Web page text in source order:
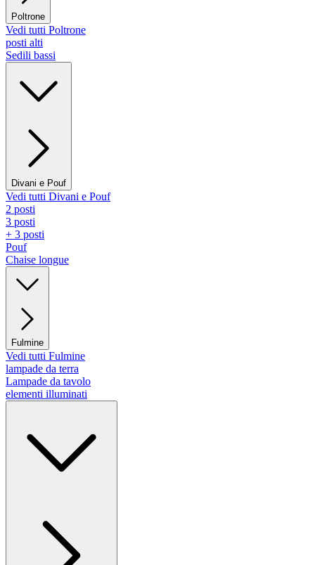
Poltrone
Vedi tutti Poltrone
posti alti
Sedili bassi
Divani e Pouf
Vedi tutti Divani e Pouf
2 posti
3 posti
+ 3 posti
Pouf
Chaise longue
Fulmine
Vedi tutti Fulmine
lampade da terra
Lampade da tavolo
elementi illuminati